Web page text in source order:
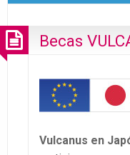
Becas
Vulcanus en